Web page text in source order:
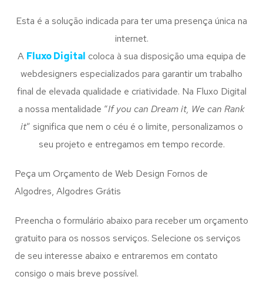
Esta é a solução indicada para ter uma presença única na
internet.
A Fluxo Digital coloca à sua disposição uma equipa de
webdesigners especializados para garantir um trabalho
final de elevada qualidade e criatividade. Na Fluxo Digital
a nossa mentalidade “If you can Dream it, We can Rank
it” significa que nem o céu é o limite, personalizamos o
seu projeto e entregamos em tempo recorde.
Peça um Orçamento de Web Design Fornos de
Algodres, Algodres Grátis
Preencha o formulário abaixo para receber um orçamento
gratuito para os nossos serviços. Selecione os serviços
de seu interesse abaixo e entraremos em contato
consigo o mais breve possível.